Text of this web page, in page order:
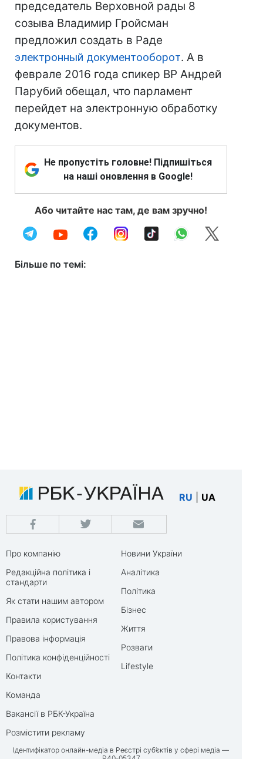
председатель Верховной рады 8
созыва Владимир Гройсман
предложил создать в Раде
электронный документооборот. А в
феврале 2016 года спикер ВР Андрей
Парубий обещал, что парламент
перейдет на электронную обработку
документов.
Не пропустіть головне! Підпишіться
на наші оновлення в Google!
Або читайте нас там, де вам зручно!
Більше по темі:
RU UA
Про компанію
Редакційна політика і
стандарти
Як стати нашим автором
Правила користування
Правова інформація
Політика конфіденційності
Контакти
Команда
Вакансії в РБК-Україна
Розмістити рекламу
Новини України
Аналітика
Політика
Бізнес
Життя
Розваги
Lifestyle
Ідентифікатор онлайн-медіа в Реєстрі суб’єктів у сфері медіа —